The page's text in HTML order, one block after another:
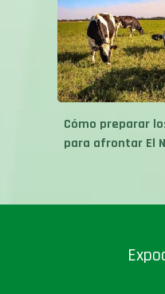
Cómo preparar
para afrontar El